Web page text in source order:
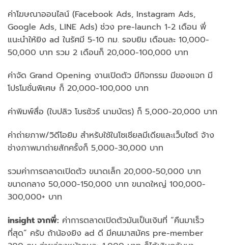
ค่าโฆษณาออนไลน์ (Facebook Ads, Instagram Ads,
Google Ads, LINE Ads) ช่วง pre-launch 1-2 เดือน พี่
แนะนำให้ยิง ad ในรัศมี 5-10 กม. รอบยิม เดือนละ 10,000-
50,000 บาท รวม 2 เดือนก็ 20,000-100,000 บาท
ค่าจัด Grand Opening งานเปิดตัว มีกิจกรรม มีของแจก มี
โปรโมชั่นพิเศษ ก็ 20,000-100,000 บาท
ค่าพิมพ์สื่อ (ใบปลิว โบรชัวร์ นามบัตร) ก็ 5,000-20,000 บาท
ค่าถ่ายภาพ/วิดีโอยิม สำหรับใช้ในโซเชียลมีเดียและเว็บไซต์ จ้าง
ช่างภาพมาถ่ายสักครั้งก็ 5,000-30,000 บาท
รวมค่าการตลาดเปิดตัว ขนาดเล็ก 20,000-50,000 บาท
ขนาดกลาง 50,000-150,000 บาท ขนาดใหญ่ 100,000-
300,000+ บาท
insight จากพี่: ค่าการตลาดเปิดตัวมันเป็นเงินที่ “คืนมาเร็ว
ที่สุด” ครับ ถ้าน้องยิง ad ดี มีคนมาสมัคร pre-member